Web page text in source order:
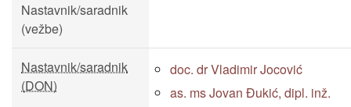
Nastavnik/saradnik
(vežbe)
Nastavnik/saradnik
(DON)
doc. dr Vladimir Jocović
as. ms Jovan Đukić, dipl. inž.